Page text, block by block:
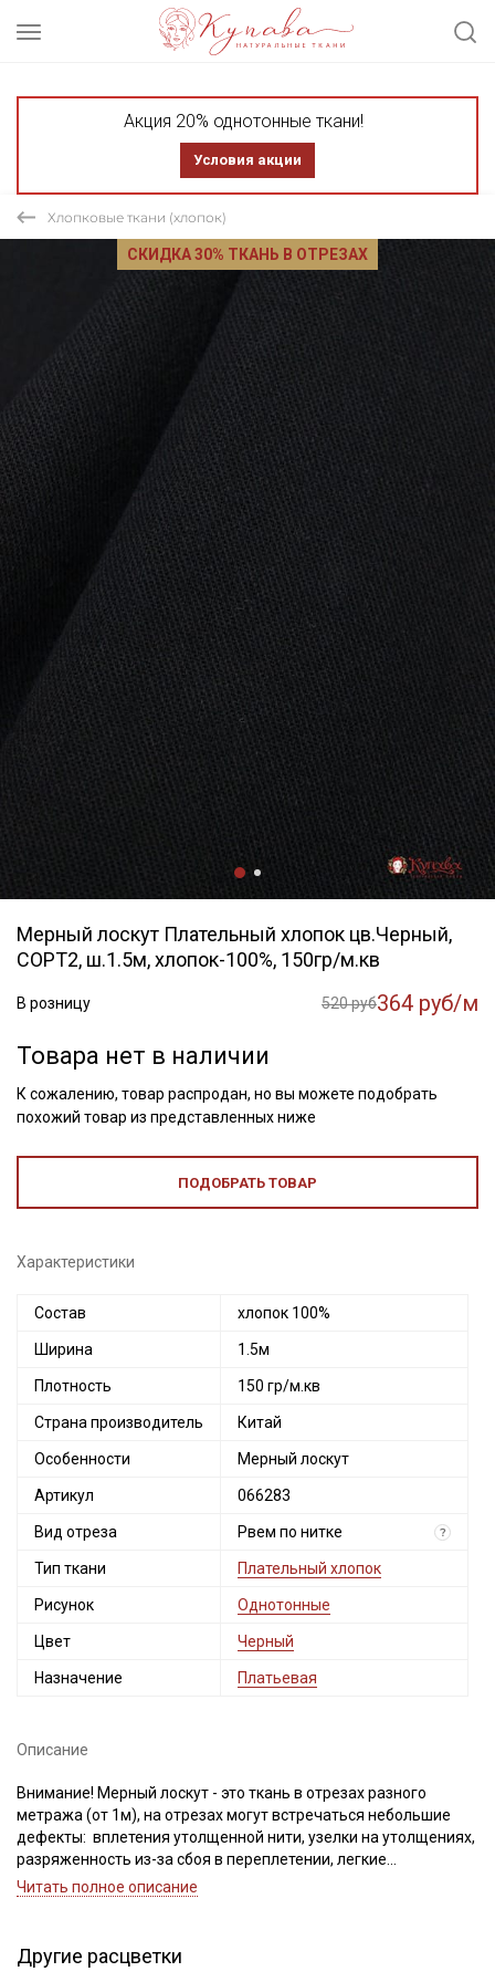
Акция 20% однотонные ткани!
Условия акции
Хлопковые ткани (хлопок)
СКИДКА 30% ТКАНЬ В ОТРЕЗАХ
Мерный лоскут Плательный хлопок цв.Черный,
СОРТ2, ш.1.5м, хлопок-100%, 150гр/м.кв
В розницу 520 руб364 руб/м
Товара нет в наличии
К сожалению, товар распродан, но вы можете подобрать
похожий товар из представленных ниже
ПОДОБРАТЬ ТОВАР
Характеристики
Состав хлопок 100%
Ширина 1.5м
Плотность 150 гр/м.кв
Страна производитель Китай
Особенности Мерный лоскут
Артикул 066283
Вид отреза Рвем по нитке ?
Тип ткани Плательный хлопок
Рисунок Однотонные
Цвет Черный
Назначение Платьевая
Описание
Внимание! Мерный лоскут - это ткань в отрезах разного
метража (от 1м), на отрезах могут встречаться небольшие
дефекты: вплетения утолщенной нити, узелки на утолщениях,
разряженность из-за сбоя в переплетении, легкие
загрязнения вдоль кромки и на расстоянии до 5см от кромки,
менеджер для дополнительного согласования. В
комментариях к заказу просим указывать необходимый
Читать полное описание
Другие расцветки